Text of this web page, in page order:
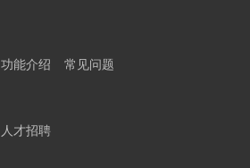
功能介绍 常见问题
人才招聘